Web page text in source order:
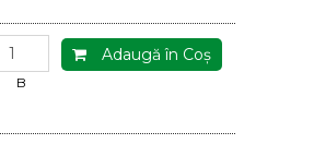
Adaugă în Coş
B